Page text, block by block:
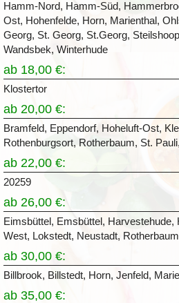
Hamm-Nord, Hamm-Süd,
Ost, Hohenfelde, Horn, Marienthal,
Georg, St. Georg, St.Georg,
Wandsbek, Winterhude
ab 18,00 €:
Klostertor
ab 20,00 €:
Bramfeld, Eppendorf, Hoheluft-Ost,
Rothenburgsort, Rotherbaum, St.
ab 22,00 €:
20259
ab 26,00 €:
Eimsbüttel, Emsbüttel, Harvestehude,
West, Lokstedt, Neustadt,
ab 30,00 €:
Billbrook, Billstedt, Horn, Jenfeld,
ab 35,00 €: